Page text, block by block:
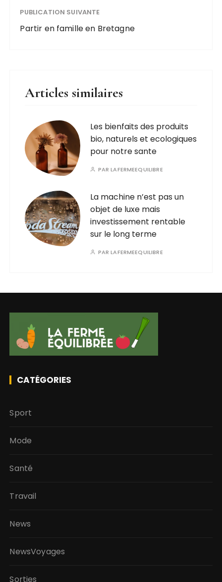
PUBLICATION SUIVANTE
Partir en famille en Bretagne
Articles similaires
Les bienfaits des produits
bio, naturels et ecologiques
pour notre sante
PARLAFERMEEQUILIBRE
La machine n’est pas un
objet de luxe mais
investissement rentable
sur le long terme
PARLAFERMEEQUILIBRE
CATÉGORIES
Sport
Mode
Santé
Travail
News
NewsVoyages
Sorties